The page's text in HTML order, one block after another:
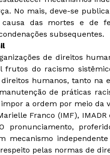
No mais, deve-se
das mortes e de
subsequentes.
de direitos
do racismo
humanos, tanto na
de práticas
a ordem por meio da
Franco (IMF),
mecanismo
pelas normas de